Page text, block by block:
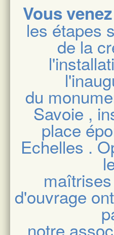
Vous
les étapes
de la
du
Savoie ,
place
Echelles .
d'ouvrage
notre